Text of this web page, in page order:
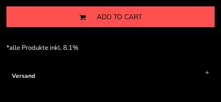
ADD TO CART
*alle Produkte inkl. 8.1%
Versand